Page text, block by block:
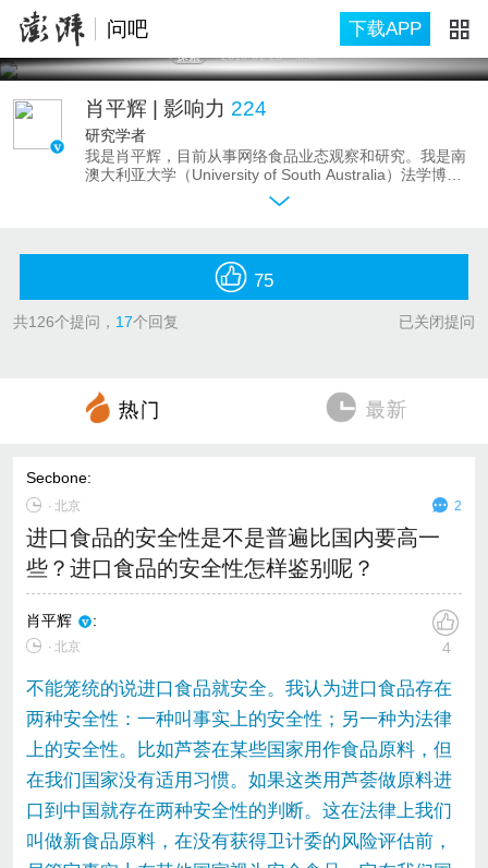
问吧 下载APP
探索 2016-01-20 北京
肖平辉 | 影响力 224
研究学者
我是肖平辉，目前从事网络食品业态观察和研究。我是南
澳大利亚大学（University of South Australia）法学博
士。曾为德国国际合作机构（GIZ）、联合国开发计划署
（UNDP）项目顾问及项目官员。《华夏酒报》《酒典》
是涉及互联网食品业态的问题。
75
共126个提问， 17个回复 已关闭提问
Secbone:
∙北京 2
进口食品的安全性是不是普遍比国内要高一
些？进口食品的安全性怎样鉴别呢？
肖平辉 :
∙ 北京 4
不能笼统的说进口食品就安全。我认为进口食品存在
两种安全性：一种叫事实上的安全性；另一种为法律
上的安全性。比如芦荟在某些国家用作食品原料，但
在我们国家没有适用习惯。如果这类用芦荟做原料进
口到中国就存在两种安全性的判断。这在法律上我们
叫做新食品原料，在没有获得卫计委的风险评估前，